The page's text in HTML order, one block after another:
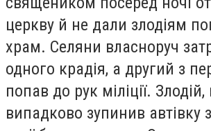
церкву й не дали злодіям
храм. Селяни власноруч
одного крадія, а другий з
попав до рук міліції.
випадково зупинив автівку